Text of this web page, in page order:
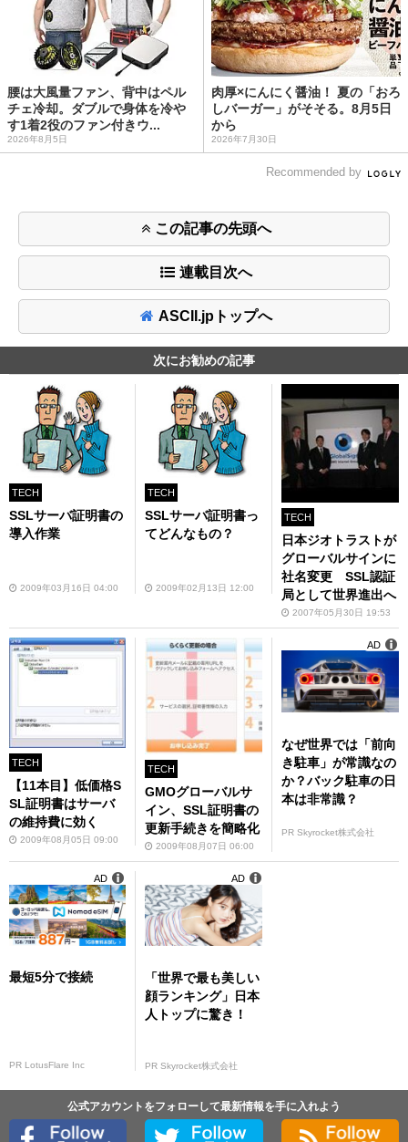
腰は大風量ファン、背中はペル
チェ冷却。ダブルで身体を冷や
す1着2役のファン付きウ...
2026年8月5日
肉厚×にんにく醤油！ 夏の「おろ
しバーガー」がそそる。8月5日
から
2026年7月30日
Recommended by
この記事の先頭へ
連載目次へ
ASCII.jpトップへ
次にお勧めの記事
TECH
SSLサーバ証明書の
導入作業
2009年03月16日 04:00
TECH
SSLサーバ証明書っ
てどんなもの？
2009年02月13日 12:00
TECH
日本ジオトラストが
グローバルサインに
社名変更 SSL認証
局として世界進出へ
2007年05月30日 19:53
TECH
【11本目】低価格S
SL証明書はサーバ
の維持費に効く
2009年08月05日 09:00
TECH
GMOグローバルサ
イン、SSL証明書の
更新手続きを簡略化
2009年08月07日 06:00
なぜ世界では「前向
き駐車」が常識なの
か？バック駐車の日
本は非常識？
PR Skyrocket株式会社
AD
最短5分で接続
PR LotusFlare Inc
AD
「世界で最も美しい
顔ランキング」日本
人トップに驚き！
PR Skyrocket株式会社
AD
公式アカウントをフォローして最新情報を手に入れよう